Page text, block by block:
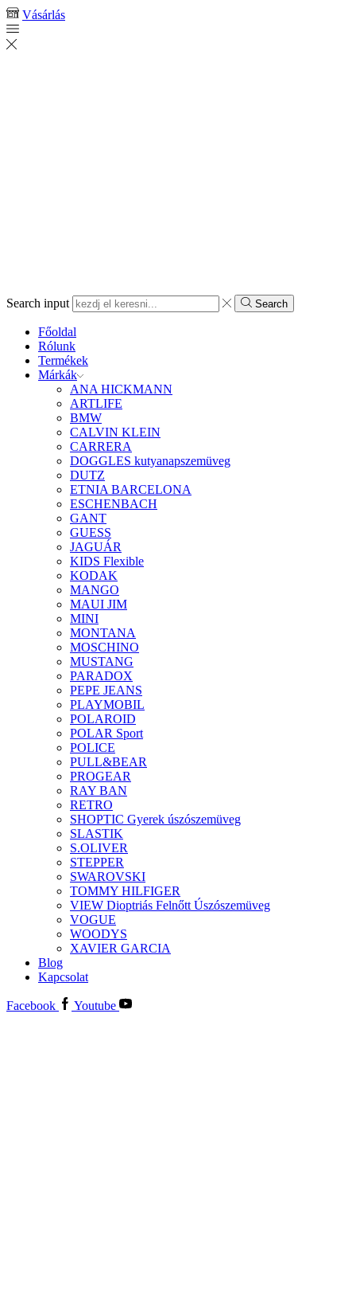
Vásárlás
Search input Search
Főoldal
Rólunk
Termékek
Márkák
ANA HICKMANN
ARTLIFE
BMW
CALVIN KLEIN
CARRERA
DOGGLES kutyanapszemüveg
DUTZ
ETNIA BARCELONA
ESCHENBACH
GANT
GUESS
JAGUÁR
KIDS Flexible
KODAK
MANGO
MAUI JIM
MINI
MONTANA
MOSCHINO
MUSTANG
PARADOX
PEPE JEANS
PLAYMOBIL
POLAROID
POLAR Sport
POLICE
PULL&BEAR
PROGEAR
RAY BAN
RETRO
SHOPTIC Gyerek úszószemüveg
SLASTIK
S.OLIVER
STEPPER
SWAROVSKI
TOMMY HILFIGER
VIEW Dioptriás Felnőtt Úszószemüveg
VOGUE
WOODYS
XAVIER GARCIA
Blog
Kapcsolat
Facebook Youtube